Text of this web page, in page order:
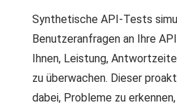
Synthetische API-Tests
Benutzeranfragen an Ihre
Ihnen, Leistung,
zu überwachen. Dieser
dabei, Probleme zu